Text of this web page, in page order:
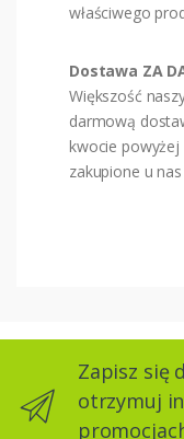
właściwego
Dostawa ZA
Większość
darmową
kwocie powyżej
zakupione u
Zapisz się
otrzymuj